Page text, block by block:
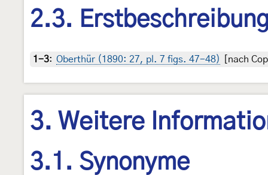
2.3.
1-3: Oberthür (1890: 27, pl. 7 figs. 47-48) [nach
3. Weitere
3.1. Synonyme